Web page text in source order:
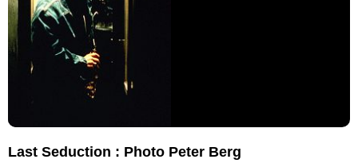
Last Seduction : Photo Peter Berg